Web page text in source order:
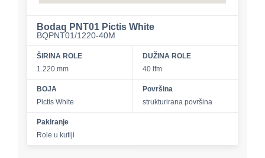
Bodaq PNT01 Pictis White
BQPNT01/1220-40M
ŠIRINA ROLE
1.220 mm
DUŽINA ROLE
40 lfm
BOJA
Pictis White
Površina
strukturirana površina
Pakiranje
Role u kutiji